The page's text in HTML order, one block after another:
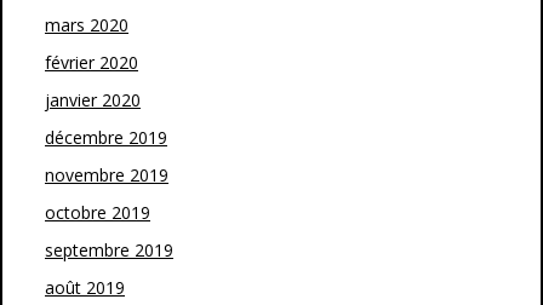
mars 2020
février 2020
janvier 2020
décembre 2019
novembre 2019
octobre 2019
septembre 2019
août 2019